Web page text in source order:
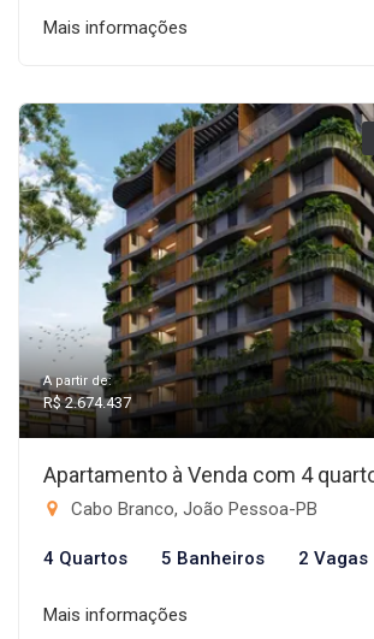
Mais informações
A partir de:
R$ 2.674.437
Apartamento à Venda com 4
Cabo Branco, João Pessoa-PB
4 Quartos 5 Banheiros 2 Vagas
Mais informações